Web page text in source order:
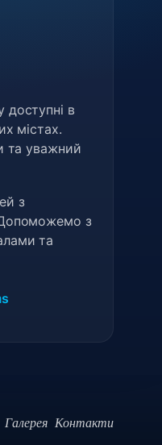
доступні в
містах.
та уважний
з
Допоможемо з
та
Галерея Контакти